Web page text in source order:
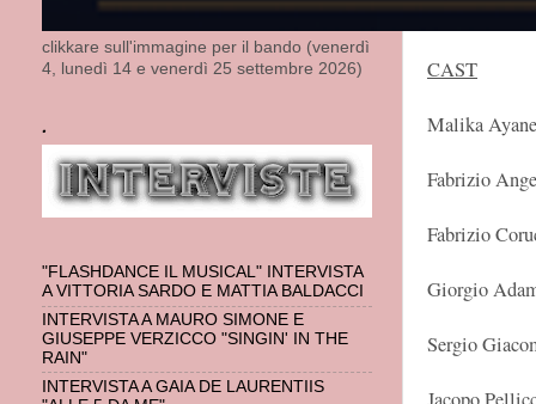
Hudson.
CAST
Malika
Fabrizio
Fabrizio
Giorgio
Sergio
clikkare sull'immagine per il bando (venerdì
4, lunedì 14 e venerdì 25 settembre 2026)
.
"FLASHDANCE IL MUSICAL" INTERVISTA
A VITTORIA SARDO E MATTIA BALDACCI
INTERVISTA A MAURO SIMONE E
GIUSEPPE VERZICCO "SINGIN' IN THE
RAIN"
INTERVISTA A GAIA DE LAURENTIIS